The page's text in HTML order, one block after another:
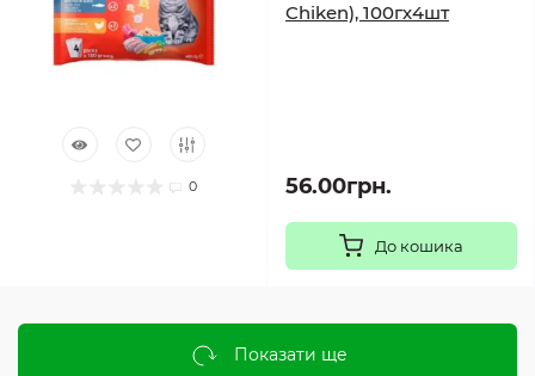
0
Chiken), 100гх4шт
56.00грн.
До кошика
Показати ще